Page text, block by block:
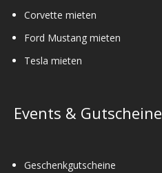
Corvette mieten
Ford Mustang mieten
Tesla mieten
Events & Gutscheine
Geschenkgutscheine